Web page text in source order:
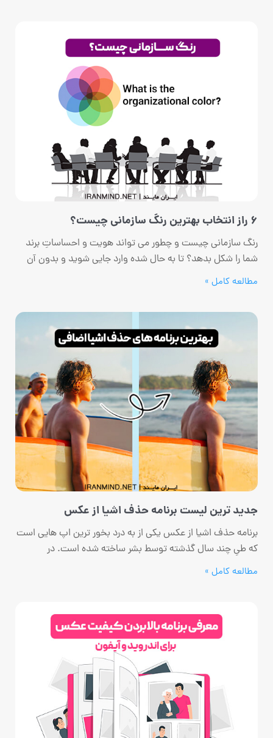
6 راز انتخاب بهترین رنگ سازمانی چیست؟
رنگ سازمانی چیست و چطور می تواند هویت و احساساتِ برند
شما را شکل بدهد؟ تا به حال شده وارد جایی شوید و بدون آن
مطالعه کامل »
جدید ترین لیست برنامه حذف اشیا از عکس
برنامه حذف اشیا از عکس یکی از به درد بخور ترین اپ هایی است
که طیِ چند سال گذشته توسط بشر ساخته شده است. در
مطالعه کامل »